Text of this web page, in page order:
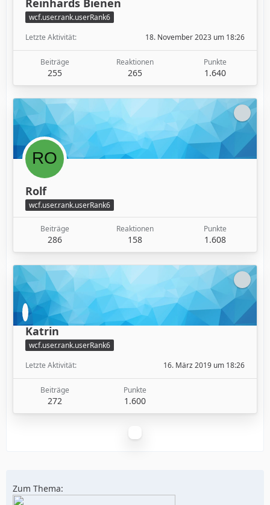
Reinhards Bienen
wcf.user.rank.userRank6
Letzte Aktivität
18. November 2023 um 18:26
Beiträge
255
Reaktionen
265
Punkte
1.640
Rolf
wcf.user.rank.userRank6
Beiträge
286
Reaktionen
158
Punkte
1.608
Katrin
wcf.user.rank.userRank6
Letzte Aktivität
16. März 2019 um 18:26
Beiträge
272
Punkte
1.600
Zum Thema: